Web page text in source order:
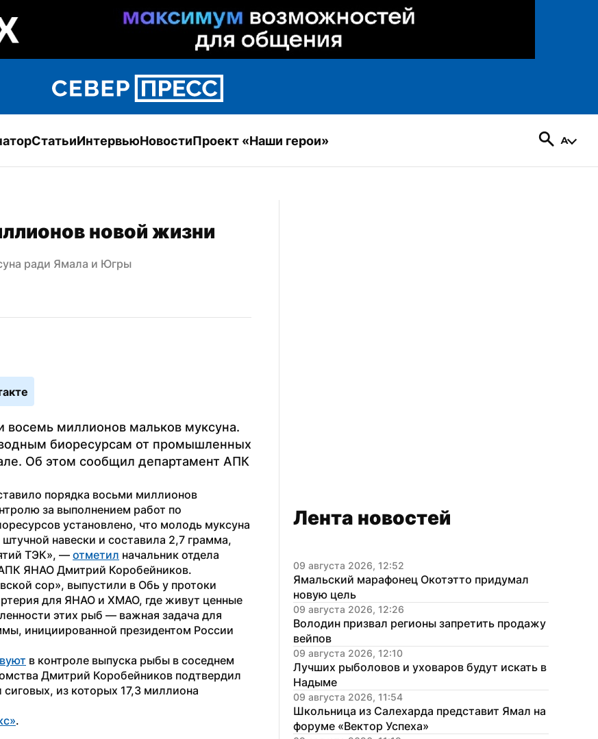
СтатьиИнтервьюНовостиПроект «Наши герои»
новой жизни
ради Ямала и Югры
миллионов мальков муксуна.
биоресурсам от промышленных
Об этом сообщил департамент АПК
порядка восьми миллионов
за выполнением работ по
установлено, что молодь муксуна
навески и составила 2,7 грамма,
ТЭК», — отметил начальник отдела
ЯНАО Дмитрий Коробейников.
сор», выпустили в Обь у протоки
для ЯНАО и ХМАО, где живут ценные
этих рыб — важная задача для
инициированной президентом России
в контроле выпуска рыбы в соседнем
Дмитрий Коробейников подтвердил
из которых 17,3 миллиона
.
Лента новостей
09 августа 2026, 12:52
Ямальский марафонец Окотэтто придумал
новую цель
09 августа 2026, 12:26
Володин призвал регионы запретить продажу
вейпов
09 августа 2026, 12:10
Лучших рыболовов и уховаров будут искать в
Надыме
09 августа 2026, 11:54
Школьница из Салехарда представит Ямал на
форуме «Вектор Успеха»